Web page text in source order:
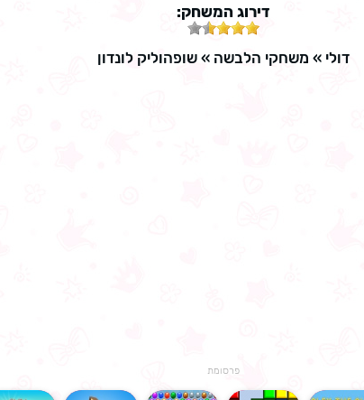
דירוג המשחק:
דולי » משחקי הלבשה »שופהוליק לונדון
פרסומת